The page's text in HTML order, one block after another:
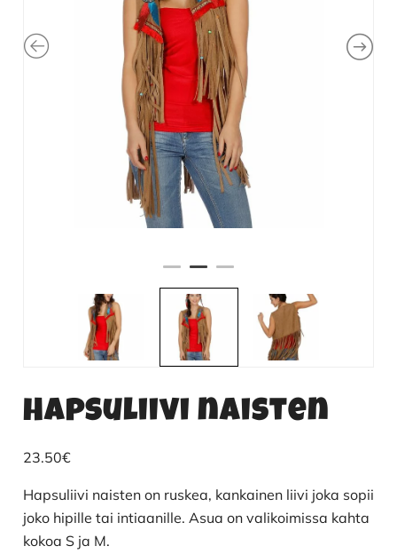
Hapsuliivi naisten
23.50€
Hapsuliivi naisten on ruskea, kankainen liivi joka sopii
joko hipille tai intiaanille. Asua on valikoimissa kahta
kokoa S ja M.